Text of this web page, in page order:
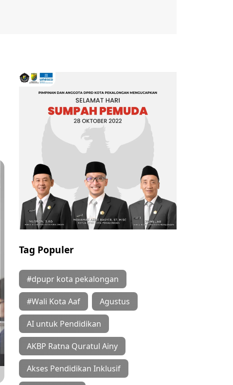
Tag Populer
#dpupr kota pekalongan
#Wali Kota Aaf Agustus
AI untuk Pendidikan
AKBP Ratna Quratul Ainy
Akses Pendidikan Inklusif